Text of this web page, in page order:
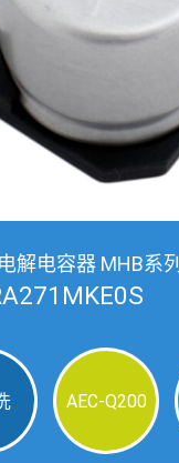
解电容器 MHB系列
AEC-Q200